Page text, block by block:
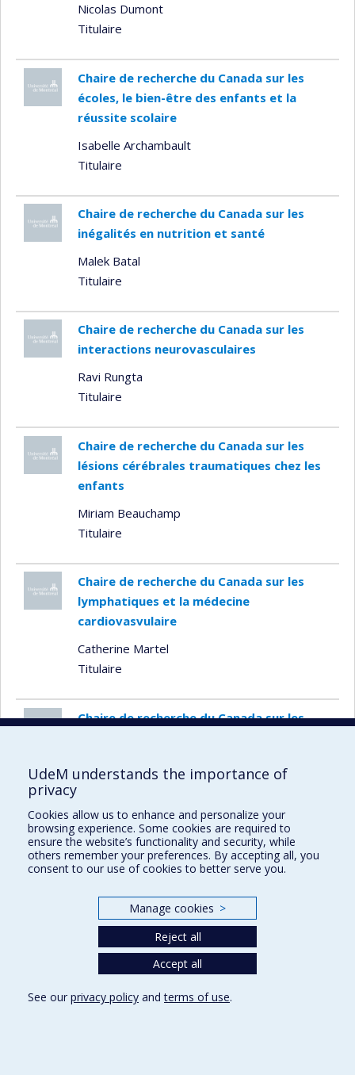
Nicolas Dumont
Titulaire
Chaire de recherche du Canada sur les
écoles, le bien-être des enfants et la
réussite scolaire
Isabelle Archambault
Titulaire
Chaire de recherche du Canada sur les
inégalités en nutrition et santé
Malek Batal
Titulaire
Chaire de recherche du Canada sur les
interactions neurovasculaires
Ravi Rungta
Titulaire
Chaire de recherche du Canada sur les
lésions cérébrales traumatiques chez les
enfants
Miriam Beauchamp
Titulaire
Chaire de recherche du Canada sur les
lymphatiques et la médecine
cardiovasvulaire
Catherine Martel
Titulaire
Chaire de recherche du Canada sur les
Kate Zinszer
Titulaire
Chaire de recherche du Canada sur les
médicaments et la grossesse
Titulaire
Chaire de recherche du Canada sur les
nanostructures et interfaces
électriquement actives
UdeM understands the importance of
privacy
Cookies allow us to enhance and personalize your
browsing experience. Some cookies are required to
ensure the website’s functionality and security, while
others remember your preferences. By accepting all, you
consent to our use of cookies to better serve you.
Manage cookies >
Reject all
Accept all
See our privacy policy andterms of use.